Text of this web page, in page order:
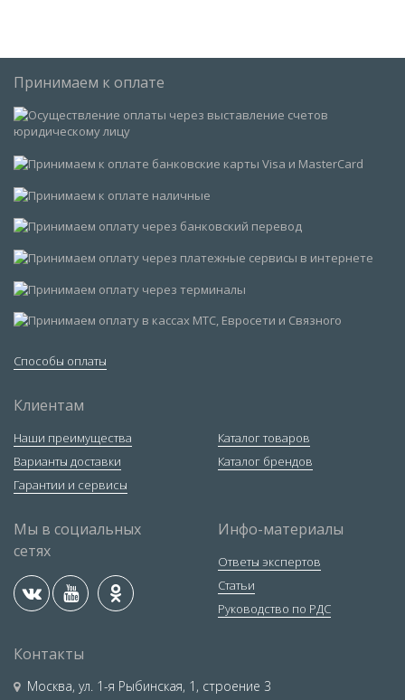
Принимаем к оплате
Способы оплаты
Клиентам
Наши преимущества
Варианты доставки
Гарантии и сервисы
Каталог товаров
Каталог брендов
Мы в социальных
сетях
Инфо-материалы
Ответы экспертов
Статьи
Руководство по РДС
Контакты
Москва, ул. 1-я Рыбинская, 1, строение 3